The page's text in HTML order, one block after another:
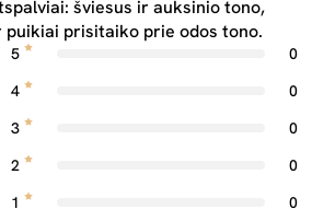
šviesus ir auksinio tono,
prisitaiko prie odos tono.
5
0
4
0
3
0
2
0
1
0